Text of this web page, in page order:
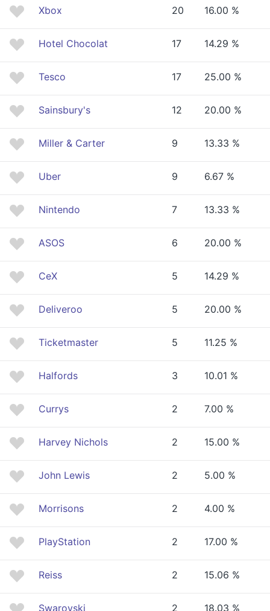
Xbox 20 16.00 %
Hotel Chocolat 17 14.29 %
Tesco 17 25.00 %
Sainsbury's 12 20.00 %
Miller & Carter 9 13.33 %
Uber 9 6.67 %
Nintendo 7 13.33 %
ASOS 6 20.00 %
CeX 5 14.29 %
Deliveroo 5 20.00 %
Ticketmaster 5 11.25 %
Halfords 3 10.01 %
Currys 2 7.00 %
Harvey Nichols 2 15.00 %
John Lewis 2 5.00 %
Morrisons 2 4.00 %
PlayStation 2 17.00 %
Reiss 2 15.06 %
Swarovski 2 18.03 %